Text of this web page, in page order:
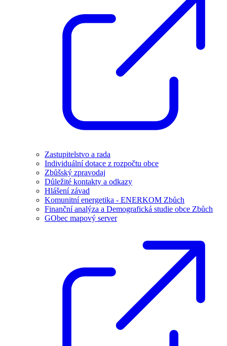
Zastupitelstvo a rada
Individuální dotace z rozpočtu obce
Zbůšský zpravodaj
Důležité kontakty a odkazy
Hlášení závad
Komunitní energetika - ENERKOM Zbůch
Finanční analýza a Demografická studie obce Zbůch
GObec mapový server